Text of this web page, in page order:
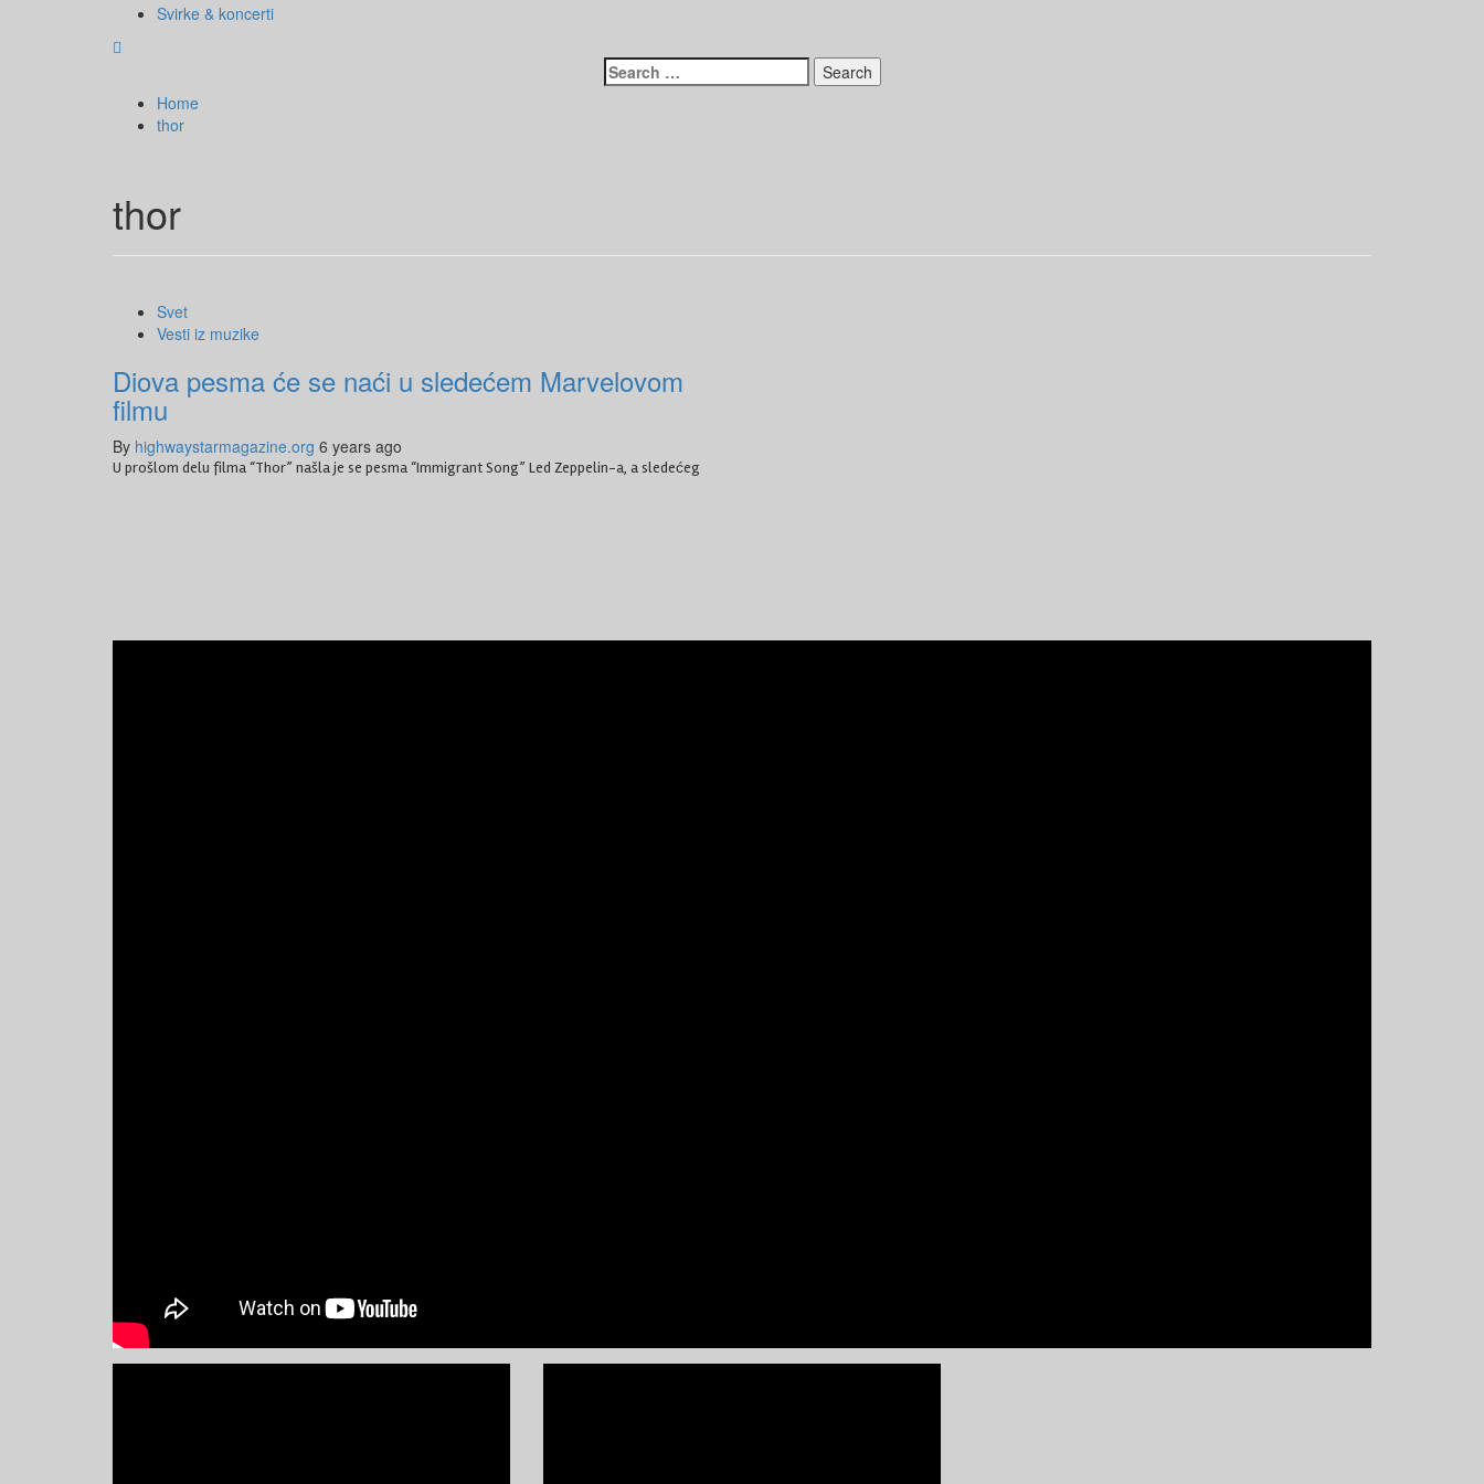
Svirke & koncerti
Search
for:
Home
thor
thor
Svet
Vesti iz muzike
Diova pesma će se naći u sledećem Marvelovom
filmu
By highwaystarmagazine.org 6 years ago
U prošlom delu filma “Thor” našla je se pesma “Immigrant Song” Led Zeppelin-a, a sledećeg